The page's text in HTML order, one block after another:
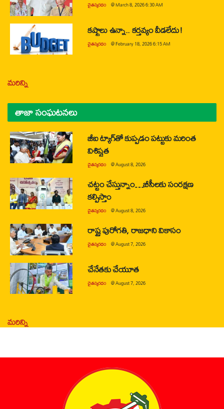
చైతన్యరధం @March 8, 2026 6:30 AM
కష్టాలు ఉన్నా.. కర్తవ్యం వీడలేదు!
చైతన్యరధం @February 18, 2026 6:15 AM
మరిన్ని
తాజా సంఘటనలు
జీఐ ట్యాగ్‌తో కుప్పడం పట్టుకు మరింత
విశిష్టత
చైతన్యరధం @August 8, 2026
చట్టం చేస్తున్నాం…బీసీలకు సంరక్షణ
కల్పిస్తాం
చైతన్యరధం @August 8, 2026
రాష్ట్ర పురోగతి, రాజధాని వికాసం
చైతన్యరధం @August 7, 2026
చేనేతకు చేయూత
చైతన్యరధం @August 7, 2026
మరిన్ని